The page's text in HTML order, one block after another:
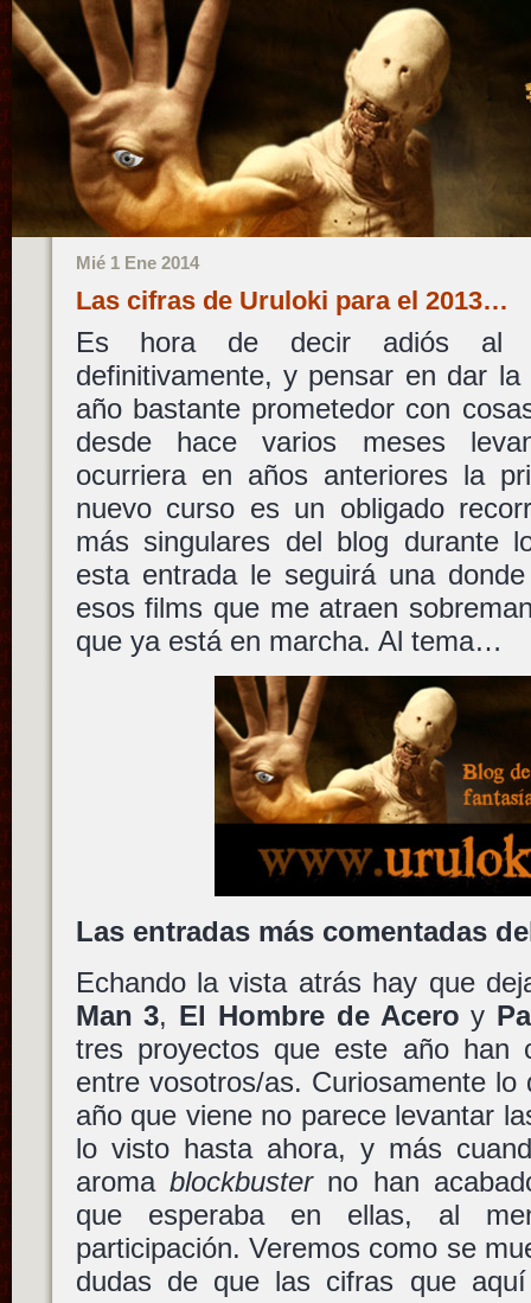
Mié 1 Ene 2014
Las cifras de Uruloki para el 2013…
Es hora de decir adiós al
definitivamente, y pensar en dar
año bastante prometedor con
desde hace varios meses
ocurriera en años anteriores la
nuevo curso es un obligado
más singulares del blog durante
esta entrada le seguirá una
esos films que me atraen
que ya está en marcha. Al tema…
Las entradas más comentadas
Echando la vista atrás hay que
Man 3, El Hombre de Acero y
tres proyectos que este año han
entre vosotros/as. Curiosamente
año que viene no parece levantar
lo visto hasta ahora, y más
aroma blockbusterno han
que esperaba en ellas, al
participación. Veremos como se
dudas de que las cifras que